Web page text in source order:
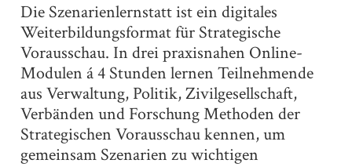
Die Szenarienlernstatt ist ein digitales
Weiterbildungsformat für Strategische
Vorausschau. In drei praxisnahen Online-
Modulen á 4 Stunden lernen Teilnehmende
aus Verwaltung, Politik, Zivilgesellschaft,
Verbänden und Forschung Methoden der
Strategischen Vorausschau kennen, um
gemeinsam Szenarien zu wichtigen